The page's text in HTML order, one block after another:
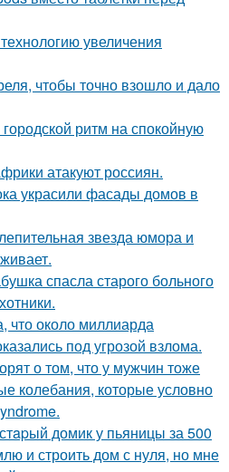
увеличения
чтобы точно взошло и дало
ритм на спокойную
атакуют россиян.
украсили фасады домов в
звезда юмора и
спасла старого больного
что около миллиарда
под угрозой взлома.
о том, что у мужчин тоже
колебания, которые условно
домик у пьяницы за 500
и строить дом с нуля, но мне